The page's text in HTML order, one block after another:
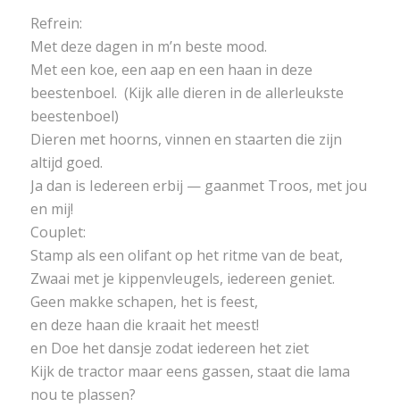
Refrein:
Met deze dagen in m’n beste mood.
Met een koe, een aap en een haan in deze
beestenboel. (Kijk alle dieren in de allerleukste
beestenboel)
Dieren met hoorns, vinnen en staarten die zijn
altijd goed.
Ja dan is Iedereen erbij — gaanmet Troos, met jou
en mij!
Couplet:
Stamp als een olifant op het ritme van de beat,
Zwaai met je kippenvleugels, iedereen geniet.
Geen makke schapen, het is feest,
en deze haan die kraait het meest!
en Doe het dansje zodat iedereen het ziet
Kijk de tractor maar eens gassen, staat die lama
nou te plassen?